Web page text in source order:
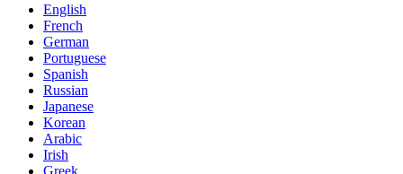
English
French
German
Portuguese
Spanish
Russian
Japanese
Korean
Arabic
Irish
Greek